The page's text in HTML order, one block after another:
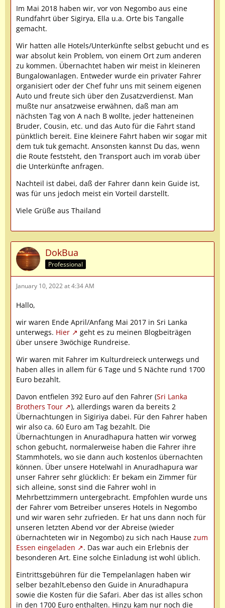
Im Mai 2018 haben wir, vor von Negombo aus eine
Rundfahrt über Sigirya, Ella u.a. Orte bis Tangalle
gemacht.
Wir hatten alle Hotels/Unterkünfte selbst gebucht und es
war absolut kein Problem, von einem Ort zum anderen
zu kommen. Übernachtet haben wir meist in kleineren
Bungalowanlagen. Entweder wurde ein privater Fahrer
organisiert oder der Chef fuhr uns mit seinem eigenen
Auto und freute sich über den Zusatzverdienst. Man
mußte nur ansatzweise erwähnen, daß man am
nächsten Tag von A nach B wollte, jeder hatteneinen
Bruder, Cousin, etc. und das Auto für die Fahrt stand
pünktlich bereit. Eine kleinere Fahrt haben wir sogar mit
dem tuk tuk gemacht. Ansonsten kannst Du das, wenn
die Route feststeht, den Transport auch im vorab über
die Unterkünfte anfragen.
Nachteil ist dabei, daß der Fahrer dann kein Guide ist,
was für uns jedoch meist ein Vorteil darstellt.
Viele Grüße aus Thailand
DokBua
Professional
January 10, 2022 at 4:34 AM
Hallo,
wir waren Ende April/Anfang Mai 2017 in Sri Lanka
unterwegs. Hier
geht es zu meinen Blogbeiträgen
über unsere 3wöchige Rundreise.
Wir waren mit Fahrer im Kulturdreieck unterwegs und
haben alles in allem für 6 Tage und 5 Nächte rund 1700
Euro bezahlt.
Davon entfielen 392 Euro auf den Fahrer (Sri Lanka
Brothers Tour
), allerdings waren da bereits 2
Übernachtungen in Sigiriya dabei. Für den Fahrer haben
wir also ca. 60 Euro am Tag bezahlt. Die
Übernachtungen in Anuradhapura hatten wir vorweg
schon gebucht, normalerweise haben die Fahrer ihre
Stammhotels, wo sie dann auch kostenlos übernachten
können. Über unsere Hotelwahl in Anuradhapura war
unser Fahrer sehr glücklich: Er bekam ein Zimmer für
sich alleine, sonst sind die Fahrer wohl in
Mehrbettzimmern untergebracht. Empfohlen wurde uns
der Fahrer vom Betreiber unseres Hotels in Negombo
und wir waren sehr zufrieden. Er hat uns dann noch für
unseren letzten Abend vor der Abreise (wieder
übernachteten wir in Negombo) zu sich nach Hause zum
Essen eingeladen
. Das war auch ein Erlebnis der
besonderen Art. Eine solche Einladung ist wohl üblich.
Eintrittsgebühren für die Tempelanlagen haben wir
selber bezahlt,ebenso den Guide in Anuradhapura
sowie die Kosten für die Safari. Aber das ist alles schon
in den 1700 Euro enthalten. Hinzu kam nur noch die